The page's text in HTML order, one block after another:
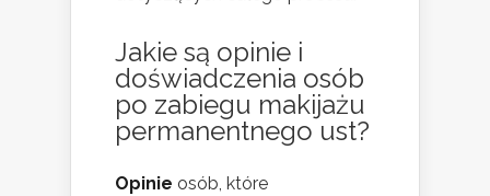
Jakie są opinie i
doświadczenia osób
po zabiegu makijażu
permanentnego ust?
Opinie osób, które